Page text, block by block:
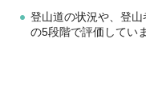
登山道の状況や、登
の5段階で評価してい